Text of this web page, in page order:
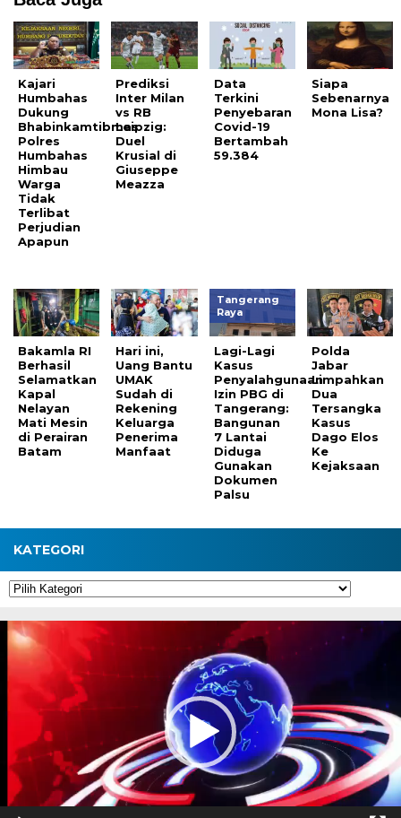
Kajari
Humbahas
Dukung
Bhabinkamtibmas
Polres
Humbahas
Himbau
Warga
Tidak
Terlibat
Perjudian
Apapun
Prediksi
Inter Milan
vs RB
Leipzig:
Duel
Krusial di
Giuseppe
Meazza
Data
Terkini
Penyebaran
Covid-19
Bertambah
59.384
Siapa
Sebenarnya
Mona Lisa?
Bakamla RI
Berhasil
Selamatkan
Kapal
Nelayan
Mati Mesin
di Perairan
Batam
Hari ini,
Uang Bantu
UMAK
Sudah di
Rekening
Keluarga
Penerima
Manfaat
Tangerang
Raya
Lagi-Lagi
Kasus
Penyalahgunaan
Izin PBG di
Tangerang:
Bangunan
7 Lantai
Diduga
Gunakan
Dokumen
Palsu
Polda
Jabar
Limpahkan
Dua
Tersangka
Kasus
Dago Elos
Ke
Kejaksaan
KATEGORI
Kategori
Pemutar
Video